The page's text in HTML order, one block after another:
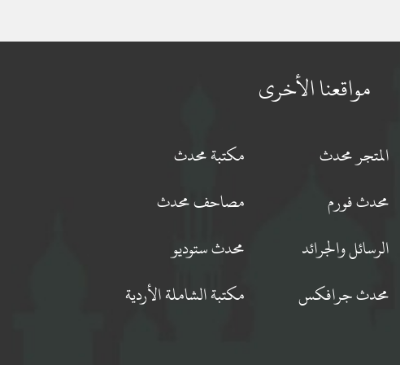
مواقعنا الأخرى
المتجر محدث
مكتبة محدث
محدث فورم
مصاحف محدث
الرسائل والجرائد
محدث ستوديو
محدث جرافكس مكتبة الشاملة الأردية